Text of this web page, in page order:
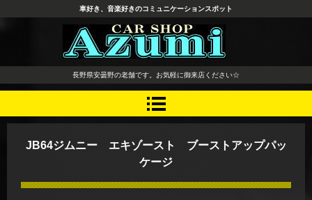
長野県 安曇野市 タイヤ ホ
イール デッドニング カーオ
ーディオ レカロシート
車好き、音楽好きのコミュニケーションスポット
長野県安曇野の老舗です。お気軽に御来店ください☆
JB64ジムニー エキゾースト ブーストアップパッ
ケージ